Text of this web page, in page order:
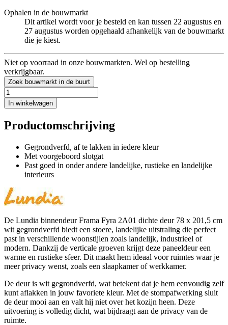
Ophalen in de bouwmarkt
Dit artikel wordt voor je besteld en kan tussen 22 augustus en
27 augustus worden opgehaald afhankelijk van de bouwmarkt
die je kiest.
Niet op voorraad in onze bouwmarkten. Wel op bestelling
verkrijgbaar.
Zoek bouwmarkt in de buurt
In winkelwagen
Productomschrijving
Gegrondverfd, af te lakken in iedere kleur
Met voorgeboord slotgat
Past goed in onder andere landelijke, rustieke en landelijke
interieurs
De Lundia binnendeur Frama Fyra 2A01 dichte deur 78 x 201,5 cm
wit gegrondverfd biedt een stoere, landelijke uitstraling die perfect
past in verschillende woonstijlen zoals landelijk, industrieel of
modern. Dankzij de verticale groeven krijgt deze paneeldeur een
warme en rustieke sfeer. Dit maakt hem ideaal voor ruimtes waar je
meer privacy wenst, zoals een slaapkamer of werkkamer.
De deur is wit gegrondverfd, wat betekent dat je hem eenvoudig zelf
kunt aflakken in jouw favoriete kleur. Met de stompafwerking sluit
de deur mooi aan en valt hij niet over het kozijn heen. Deze
uitvoering is volledig dicht, wat bijdraagt aan de privacy van de
ruimte.